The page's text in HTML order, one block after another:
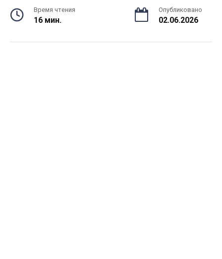
Время чтения
16 мин.
Опубликовано
02.06.2026